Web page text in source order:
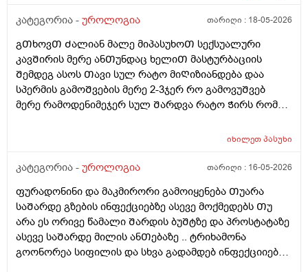
წერტილი გამიᲩნდა ერᲗი და ასოს Თავის კანის
გვერდზეც ორი წიᲗელი წერტილი ტკივილი არ
მტკიოდა ეგ რაგააცა დაარც მექავებოდა მარა ესე
ყველაფერი გაᲦიზიანება Თუა ესე ყოველი Თუნდაც
ვიᲦაც გიმასტურბირებს ანსექსი გაქვს ესე რატო
მემარᲗება ? ისე ᲩუᲩა ამდგარზე არ მეწევა და როცა
საᲨუალოდ დაბალზეა მაᲨინრომ ვიწევ და მიდგება
გამო ალბად ასოს Თავიცბმაგიტო მტკიოდა ამ
დავკავდი და ანუ არაფერი არც გამოუყრია არაფერი
პირიქიNის წიᲗელი რააგაცები გამიქრა დაარც
ტკივილი მქონია იმ დᲦესვე მარა რომ მოვᲨარდე ასოს
ᲫირᲨი Შარდვის დროს ტკივილს დისკომფორტს
ვგრᲫნობდი ᲗიᲗწოს ᲫალაᲗი Შარდავო არადა
ამდროს Შარდი GაᲩერებული იყოდა არ მოდიოდა
კატეგორია - უროლოგია თარიღი : 18-05-2026
გᲗხოვᲗ Ძალიან მალე მიპასუხოᲗ სექსუალური
კავᲨირის მერე ანᲗუნდაც ხელიᲗ მასტურბაციის
Შემდეგ ასოს Თავი სულ რატო მიᲦიზიანდება დაა
სპერმის გამოᲨვების მერე 2-3ჯერ რო გამოვუᲨვებ
მერე რამოდენიმეჯერ სულ Შარდვა რატო Ჭირს რომ
მაინტერესებს მაკმირორის აბები ᲨეიᲫლება Თუარა
საᲦამო და პროსტატის ან Შარდის ბუᲨტის ან ურეᲗრის
ექიმმა ახლობელმა დალიეო და ასევე სხვადასხვა
გადამდებ ინფექციებზე გონორეა ქლამიდია
სიფილისზე ᲗუᲨველის ან სხვა რომელიმე ბაქტერიულ
ინფექციაზე?
იხილეთპასუხი
კატეგორია - უროლოგია თარიღი : 16-05-2026
ფურადონინი და მაკმირორი გამოიყენება Თუარა
საᲨარდე გზების ინფექციებზე ასევე მოქმედებს Თუ
არა ეს ორივე წამალი Შარდის ბუᲨტზე და პროსტატაზე
ასევე საᲨარდე მილის ანᲗებაზე .. ტრიხამონა
გოონორეა სიფილის და სხვა გადამდებ ინფექციიებზე